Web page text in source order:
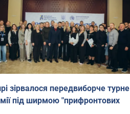
зірвалося передвиборче турне
під ширмою "прифронтових